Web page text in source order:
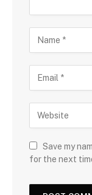
Save my
for the next